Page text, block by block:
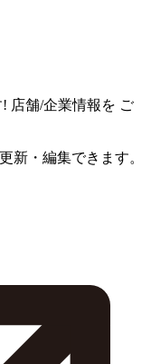
! 店舗/企業情報を ご
新・編集できます。